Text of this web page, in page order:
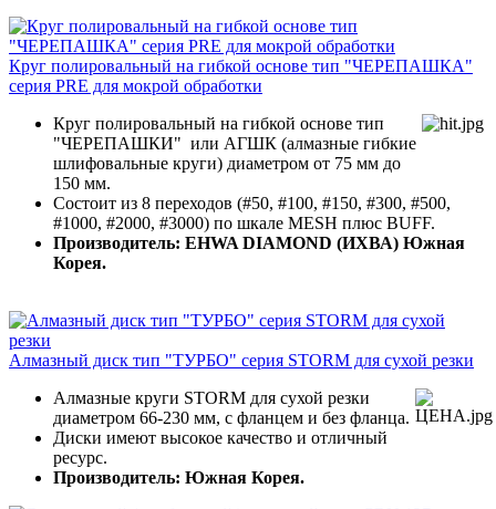
Круг полировальный на гибкой основе тип "ЧЕРЕПАШКА"
серия PRE для мокрой обработки
Круг полировальный на гибкой основе тип
"ЧЕРЕПАШКИ" или АГШК (алмазные гибкие
шлифовальные круги) диаметром от 75 мм до
150 мм.
Состоит из 8 переходов (#50, #100, #150, #300, #500,
#1000, #2000, #3000) по шкале MESH плюс BUFF.
Производитель: EHWA DIAMOND (ИХВА) Южная
Корея.
Алмазный диск тип "ТУРБО" серия STORM для сухой резки
Алмазные круги STORM для сухой резки
диаметром 66-230 мм, с фланцем и без фланца.
Диски имеют высокое качество и отличный
ресурс.
Производитель: Южная Корея.